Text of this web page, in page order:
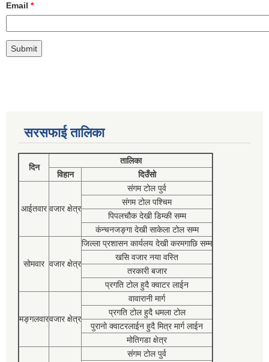
Email *
सरसफाई तालिका
दिन
तालिका
विहान
दिउँसो
आईतवार वजार क्षेत्र
संगम टोल पुर्व
संगम टोल पश्चिम
पिपलचौक देखी डिम्की सम्म
कंन्चनजङ्गा देखी साकेला टोल सम्म
सोमवार वजार क्षेत्र
जिल्ला प्रशासन कार्यलय देखी करमगाछि सम्म
खसि वजार नया वस्ति
तरकारी बजार
प्रगति टोल हुदै क्वाटर लाईन
मङ्गलवारवजार क्षेत्र
वावारानी मार्ग
प्रगति टोल हुदै धमला टोल
पुरानो क्वाटरलाईन हुदै मित्र मार्ग लाईन
मोतिगडा क्षेत्र
संगम टोल पुर्व